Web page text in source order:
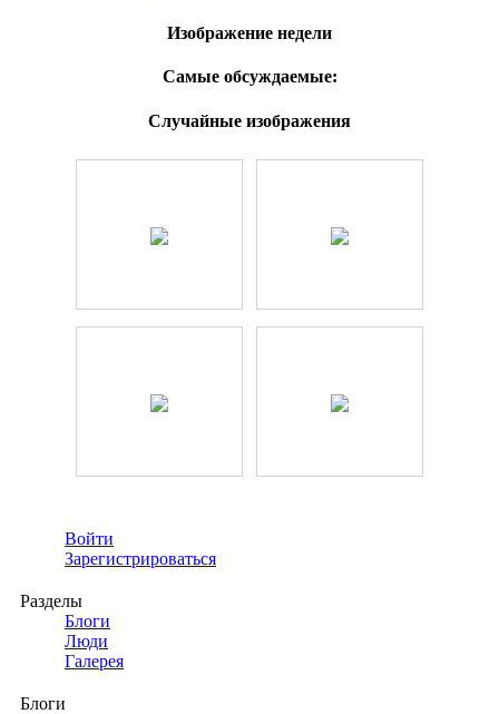
Изображение недели
Самые обсуждаемые:
Случайные изображения
Войти
Зарегистрироваться
Разделы
Блоги
Люди
Галерея
Блоги